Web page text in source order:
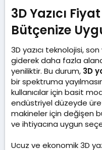
3D Yazıcı
Bütçenize
3D yazıcı teknolojisi,
giderek daha fazla
yeniliktir. Bu durum, 3D
bir spektruma
kullanıcılar için basit
endüstriyel düzeyde
makineler için değişen
ve ihtiyacına uygun
Ucuz ve ekonomik 3D